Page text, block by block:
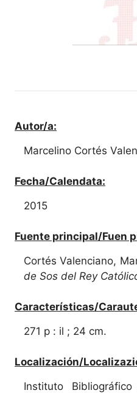
Autor/a:
Marcelino Cortés
Fecha/Calendata:
2015
Fuente principal/Fuen
Cortés Valenciano,
de Sos del Rey
Características/
271 p : il ; 24 cm.
Localización/
Instituto